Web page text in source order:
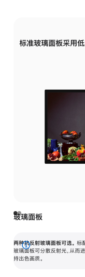
标准玻璃面板采用
玻璃面板
两种抗反射玻璃面板可选。 标
玻璃面板可分散反射光，从而
持出色画质。
展
开